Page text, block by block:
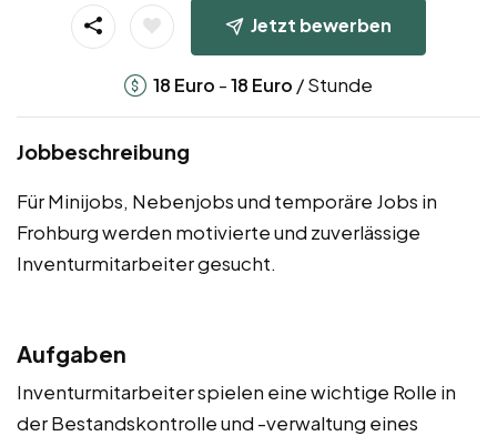
Jetzt bewerben
18 Euro -18 Euro / Stunde
Jobbeschreibung
Für Minijobs, Nebenjobs und temporäre Jobs in
Frohburg werden motivierte und zuverlässige
Inventurmitarbeiter gesucht.
Aufgaben
Inventurmitarbeiter spielen eine wichtige Rolle in
der Bestandskontrolle und -verwaltung eines